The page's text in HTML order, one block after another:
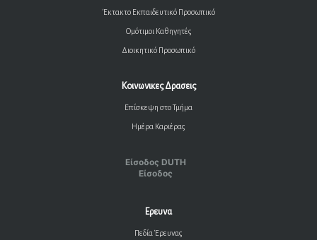
Έκτακτο Εκπαιδευτικό Προσωπικό
Ομότιμοι Καθηγητές
Διοικητικό Προσωπικό
Κοινωνικες Δρασεις
Επίσκεψη στο Τμήμα
Ημέρα Καριέρας
Είσοδος DUTH
Είσοδος
Ερευνα
Πεδία Έρευνας